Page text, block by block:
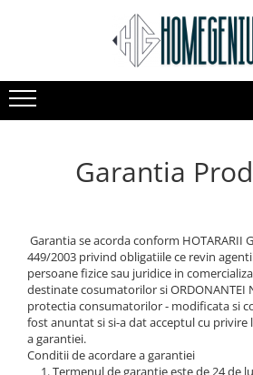
CAMERE SUPRAVEGHERE
Camere IP WIFI Interior
Camere IP WIFI Exterior
Lampi Solare Stradale
Lampi Solare Decorative
CASA SI GRADINA
Decoratiuni Solare Gradina
Veioze si Lampi
Scule Si AccesoriiGarantia
Garantia se acorda conform HOTARARII
449/2003 privind obligatiile ce revin
persoane fizice sau juridice in
destinate cosumatorilor si ORDONANTEI
protectia consumatorilor - modificata si
fost anuntat si si-a dat acceptul cu privire
a garantiei.
Conditii de acordare a garantiei
1. Termenul de garantie este de 24 de